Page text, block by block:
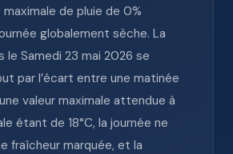
de pluie de 0%
globalement sèche. La
le Samedi 23 mai 2026 se
par l’écart entre une matinée
valeur maximale attendue à
étant de 18°C, la journée ne
fraîcheur marquée, et la